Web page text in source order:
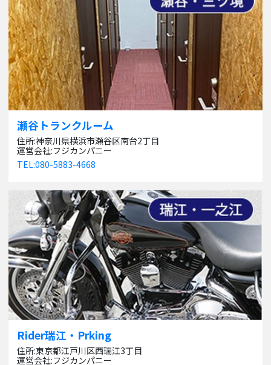
瀬谷トランクルーム
住所:神奈川県横浜市瀬谷区南台2丁目
運営会社:フジカンパニー
TEL:080-5883-4668
Rider瑞江・Prking
住所:東京都江戸川区西瑞江3丁目
運営会社:フジカンパニー